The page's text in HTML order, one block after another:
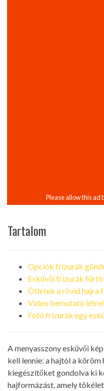
Tartalom
Opciók frizurák
Esküvői frizurák
Ötletek a rövid hajra
Video bemutató
Fotó frizurák egy
A menyasszony esküvői
kell lennie: a hajtól a köröm
kiegészítőket gondolva ki
hajformázást, amely